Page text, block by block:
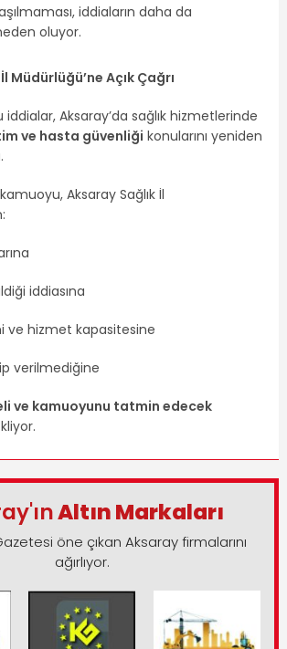
iddiaların daha da
oluyor.
Müdürlüğü’ne Açık Çağrı
Aksaray’da sağlık hizmetlerinde
ve hasta güvenliği konularını yeniden
Aksaray Sağlık İl
iddiasına
ve hizmet kapasitesine
verilmediğine
ve kamuoyunu tatmin edecek
Altın Markaları
öne çıkan Aksaray firmalarını
ağırlıyor.